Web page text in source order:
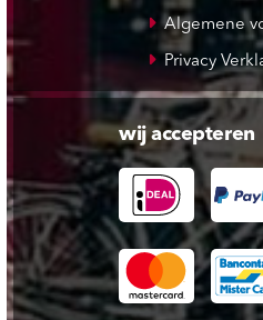
Algemene
Privacy
wij accepteren